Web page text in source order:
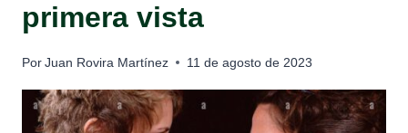
primera vista
PorJuan Rovira Martínez 11 de agosto de 2023